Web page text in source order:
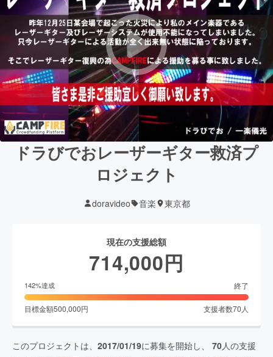
ドラびでおレーザーギター救済プ
ロジェクト
doravideo 音楽 東京都
現在の支援総額
714,000円
142%達成 終了
目標金額500,000円 支援者数70 人
このプロジェクトは、 2017/01/19に募集を開始し、 70人の支援